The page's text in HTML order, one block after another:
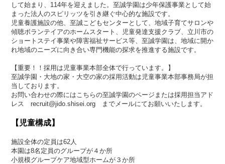
して始まり、114年を迎えました。至誠学園は少年保護事業として始
まった法人のスピリッツを引き継ぐ中心的な施設です。
児童養護施設の他、至誠こどもセンターとして、地域子育てサロンや
傾聴ボランテイアのホームスタート、児童発達支援クラブ、立川市の
ショートステイ事業や障害福祉サービス等、至誠学園は、地域に開か
れ地域のニーズに向き合い専門機能の探求を推進する施設です。
【重要！！採用は児童事業本部全体で行っています。】
至誠学園・大地の家・大空の家の採用活動は児童事業本部事務局が担
当しております。
お問い合わせの際にはこちらの至誠学園のページまたは採用担当アド
レス recruit@jido.shisei.org までメールにてお願いいたします。
【児童構成】
施設全体の定員は62人
本園は8名定員のグループが４か所
小規模グループケア地域型ホームが３か所